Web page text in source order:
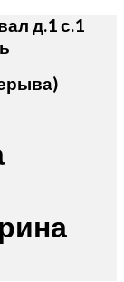
д.1 с.1